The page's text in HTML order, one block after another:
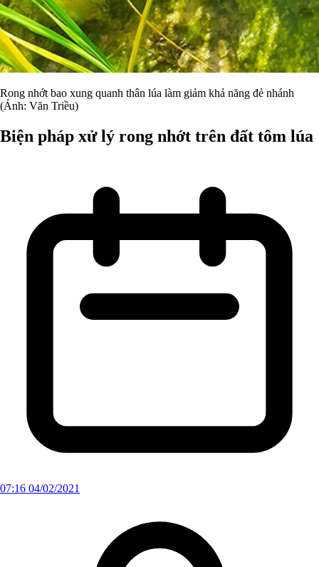
Rong nhớt bao xung quanh thân lúa làm giảm khả năng đẻ nhánh
(Ảnh: Văn Triều)
Biện pháp xử lý rong nhớt trên đất tôm lúa
07:16 04/02/2021